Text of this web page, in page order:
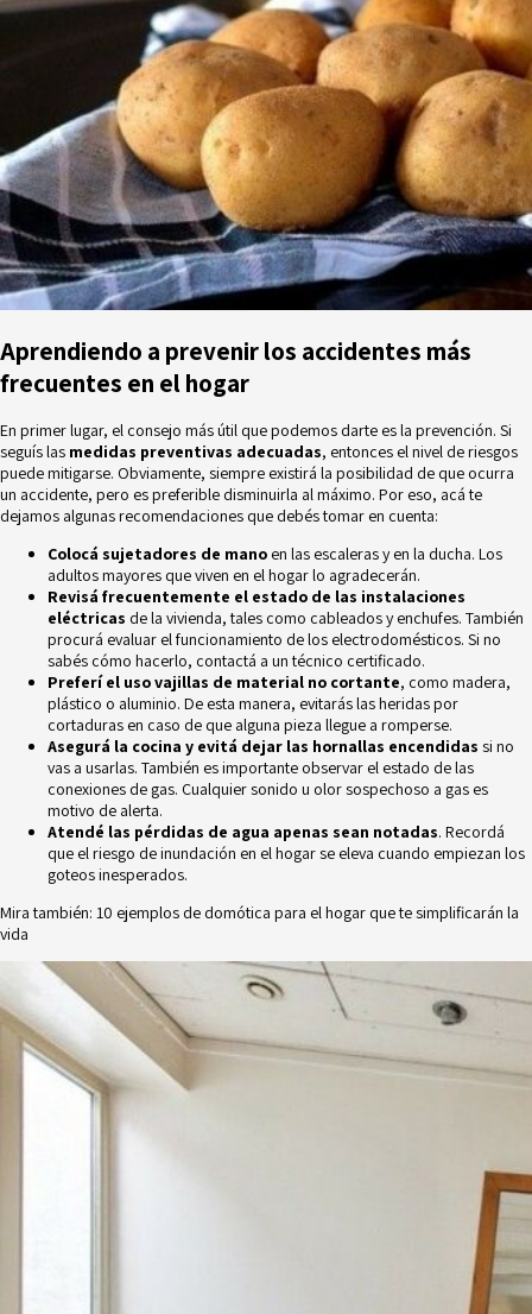
Aprendiendo a prevenir los accidentes más
frecuentes en el hogar
En primer lugar, el consejo más útil que podemos darte es la prevención. Si
seguís las medidas preventivas adecuadas, entonces el nivel de riesgos
puede mitigarse. Obviamente, siempre existirá la posibilidad de que ocurra
un accidente, pero es preferible disminuirla al máximo. Por eso, acá te
dejamos algunas recomendaciones que debés tomar en cuenta:
Colocá sujetadores de mano en las escaleras y en la ducha. Los
adultos mayores que viven en el hogar lo agradecerán.
Revisá frecuentemente el estado de las instalaciones
eléctricas de la vivienda, tales como cableados y enchufes. También
procurá evaluar el funcionamiento de los electrodomésticos. Si no
sabés cómo hacerlo, contactá a un técnico certificado.
Preferí el uso vajillas de material no cortante, como madera,
plástico o aluminio. De esta manera, evitarás las heridas por
cortaduras en caso de que alguna pieza llegue a romperse.
Asegurá la cocina y evitá dejar las hornallas encendidas si no
vas a usarlas. También es importante observar el estado de las
conexiones de gas. Cualquier sonido u olor sospechoso a gas es
motivo de alerta.
Atendé las pérdidas de agua apenas sean notadas. Recordá
que el riesgo de inundación en el hogar se eleva cuando empiezan los
goteos inesperados.
Mira también: 10 ejemplos de domótica para el hogar que te simplificarán la
vida